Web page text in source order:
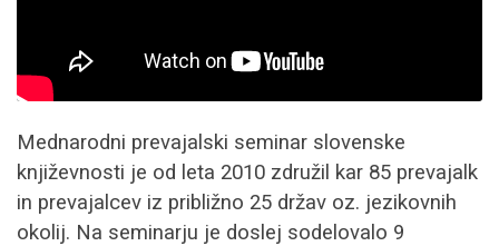
Mednarodni prevajalski seminar slovenske
književnosti je od leta 2010 združil kar 85 prevajalk
in prevajalcev iz približno 25 držav oz. jezikovnih
okolij. Na seminarju je doslej sodelovalo 9